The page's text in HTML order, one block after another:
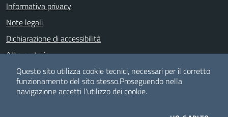
Informativa privacy
Note legali
Dichiarazione di accessibilità
Albo pretorio
Meccanismo di feedback
Questo sito utilizza cookie tecnici, necessari per il corretto
funzionamento del sito stesso.Proseguendo nella
navigazione accetti l'utilizzo dei cookie.